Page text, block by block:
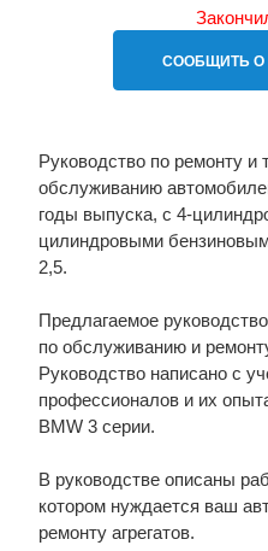
СООБЩИТЬ О
Руководство по ремонту и
обслуживанию
годы выпуска, с 4-
цилиндровыми
2,5.
Предлагаемое
по обслуживанию и
Руководство написано с
профессионалов и их
BMW 3 серии.
В руководстве описаны
котором нуждается ваш
ремонту агрегатов.